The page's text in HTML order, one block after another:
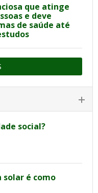
que atinge
e deve
de saúde até
social?
solar é como